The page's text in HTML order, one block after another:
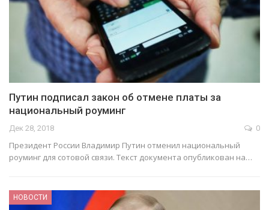
Путин подписал закон об отмене платы за
национальный роуминг
Дек 28, 2018 0
Президент России Владимир Путин отменил национальный
роуминг для сотовой связи. Текст документа опубликован на…
НОВОСТИ